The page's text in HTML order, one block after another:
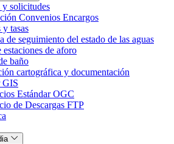
y solicitudes
Convenios Encargos
y tasas
de seguimiento del estado de las aguas
estaciones de aforo
baño
cartográfica y documentación
GIS
Estándar OGC
de Descargas FTP